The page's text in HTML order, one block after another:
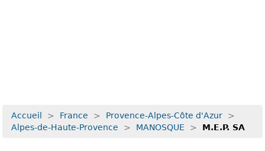
Accueil > France > Provence-Alpes-Côte d'Azur
>
Alpes-de-Haute-Provence
> MANOSQUE > M.E.P. SA